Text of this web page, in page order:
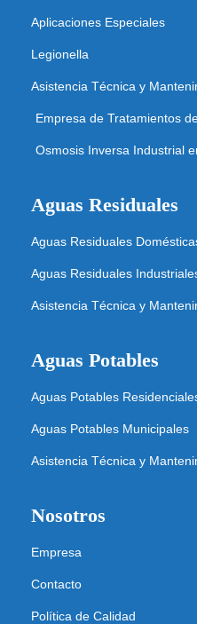
Aplicaciones Especiales
Legionella
Asistencia Técnica y
Empresa de Tratamientos
Osmosis Inversa Industrial
Aguas Residuales
Aguas Residuales
Aguas Residuales
Asistencia Técnica y
Aguas Potables
Aguas Potables
Aguas Potables Municipales
Asistencia Técnica y
Nosotros
Empresa
Contacto
Política de Calidad